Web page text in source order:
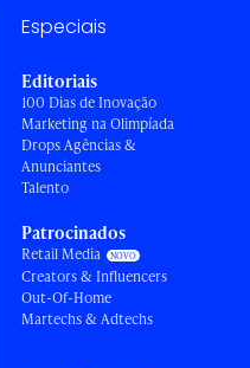
Especiais
Editoriais
100 Dias de Inovação
Marketing na Olimpíada
Drops Agências &
Anunciantes
Talento
Patrocinados
Retail Media
Creators & Influencers
Out-Of-Home
Martechs & Adtechs